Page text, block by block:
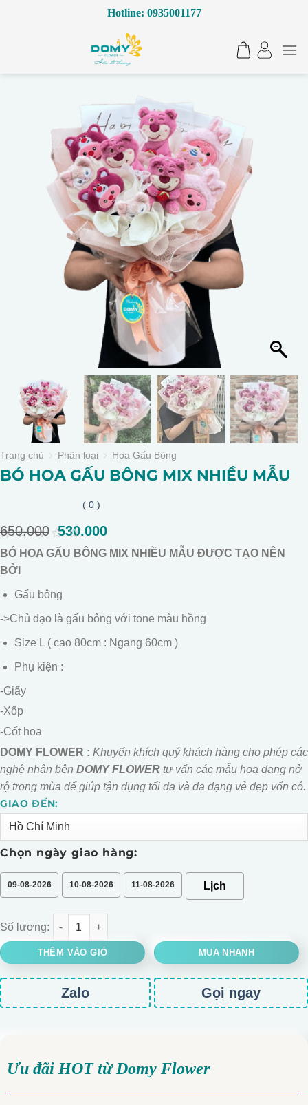
Hotline: 0935001177
Trang chủ Phân loại Hoa Gấu Bông
BÓ HOA GẤU BÔNG MIX NHIỀU MẪU
0
out
of
( 0 )
650.000 Giá
gốc
là:
530.000
hiện
tại
BÓ HOA GẤU BÔNG MIX NHIỀU MẪU ĐƯỢC TẠO NÊN
BỞI
Gấu bông
->Chủ đạo là gấu bông với tone màu hồng
Size L ( cao 80cm : Ngang 60cm )
Phụ kiện :
-Giấy
-Xốp
-Cốt hoa
DOMY FLOWER : Khuyến khích quý khách hàng cho phép các
nghệ nhân bên DOMY FLOWER tư vấn các mẫu hoa đang nở
rộ trong mùa để giúp tận dụng tối đa và đa dạng vẻ đẹp vốn có.
GIAO ĐẾN:
Chọn ngày giao hàng:
09-08-2026 10-08-2026 11-08-2026
BÓ HOA GẤU BÔNG MIX NHIỀU MẪU số lượng
THÊM VÀO GIỎ MUA NHANH
Alternative:
Zalo Gọi ngay
Ưu đãi HOT từ Domy Flower